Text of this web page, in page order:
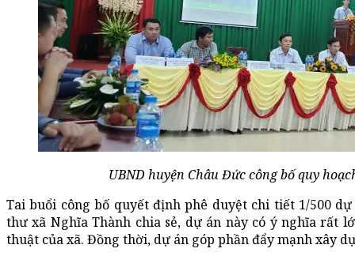
UBND huyện Châu Đức công bố quy
Tai buổi công bố quyết định phê duyệt chi tiết 1/500
thư xã Nghĩa Thành chia sẻ, dự án này có ý nghĩa rất
thuật của xã. Đồng thời, dự án góp phần đẩy mạnh xây